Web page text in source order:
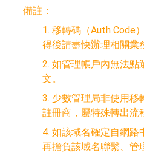
備註：
1. 移轉碼（Auth Code
得後請盡快辦理相關業
2. 如管理帳戶內無法點
文。
3. 少數管理局非使用移
註冊商，屬特殊轉出流
4. 如該域名確定自網路
再擔負該域名聯繫、管